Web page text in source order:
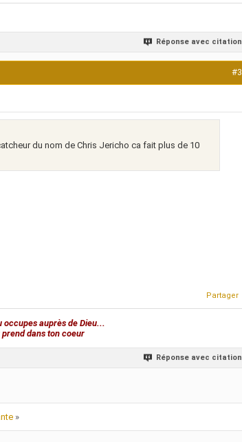
Réponse avec citation
#3
du nom de Chris Jericho ca fait plus de 10
Partager
occupes auprès de Dieu...
dans ton coeur
Réponse avec citation
»